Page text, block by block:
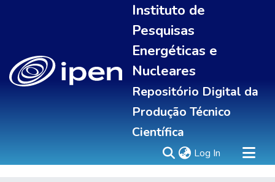
Instituto de
Pesquisas
Energéticas e
Nucleares
Repositório Digital da
Produção Técnico
Científica
Log In (current)